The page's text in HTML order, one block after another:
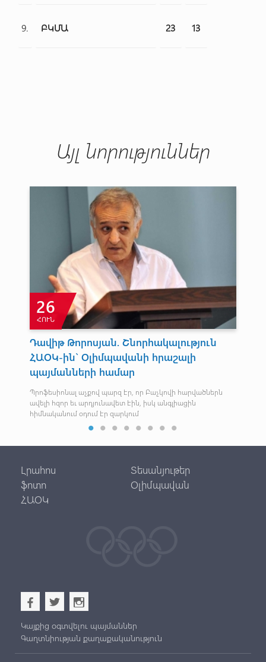
9. ԲԿՄԱ 23 13
Այլ նորություններ
26
ՀՈՒՆ
Դավիթ Թորոսյան. Շնորհակալություն
ՀԱՕԿ-ին` Օլիմպավանի հրաշալի
պայմանների համար
Պրոֆեսիոնալ աչքով պարզ էր, որ Բաչկովի հարվածներն
ավելի հզոր եւ արդյունավետ էին, իսկ անգլիացին
հիմնականում օդում էր զարկում
Լրահոս
Տեսանյութեր
ֆոտո
Օլիմպավան
ՀԱՕԿ
b a x
Կայքից օգտվելու պայմաններ
Գաղտնիության քաղաքականություն